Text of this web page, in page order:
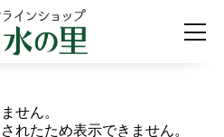
せん。
れたため表示できません。